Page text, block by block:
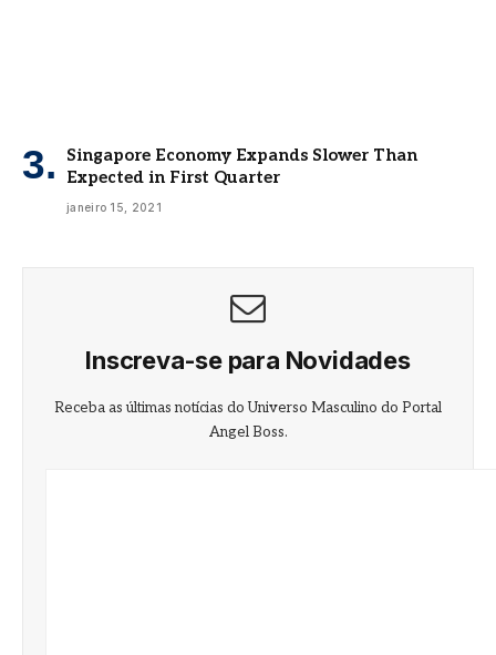
Singapore Economy Expands Slower Than
Expected in First Quarter
janeiro 15, 2021
Inscreva-se para Novidades
Receba as últimas notícias do Universo Masculino do Portal
Angel Boss.